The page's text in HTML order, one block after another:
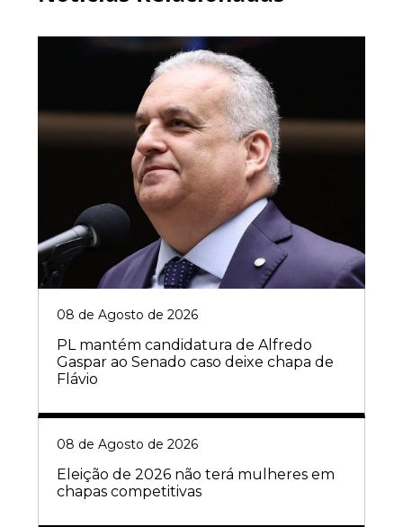
08 de Agosto de 2026
PL mantém candidatura de Alfredo
Gaspar ao Senado caso deixe chapa de
Flávio
08 de Agosto de 2026
Eleição de 2026 não terá mulheres em
chapas competitivas